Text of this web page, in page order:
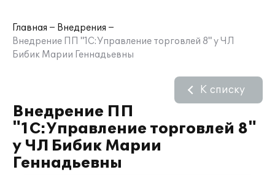
Главная
Внедрения
Внедрение ПП "1С:Управление торговлей 8" у ЧЛ
Бибик Марии Геннадьевны
Внедрение ПП
"1С:Управление торговлей 8"
у ЧЛ Бибик Марии
Геннадьевны
К списку